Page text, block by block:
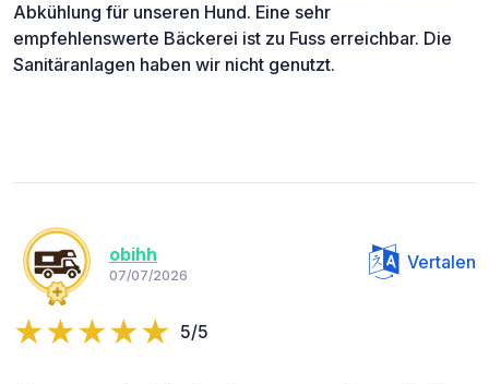
Abkühlung für unseren Hund. Eine sehr
empfehlenswerte Bäckerei ist zu Fuss erreichbar. Die
Sanitäranlagen haben wir nicht genutzt.
obihh
07/07/2026
Vertalen
5/5